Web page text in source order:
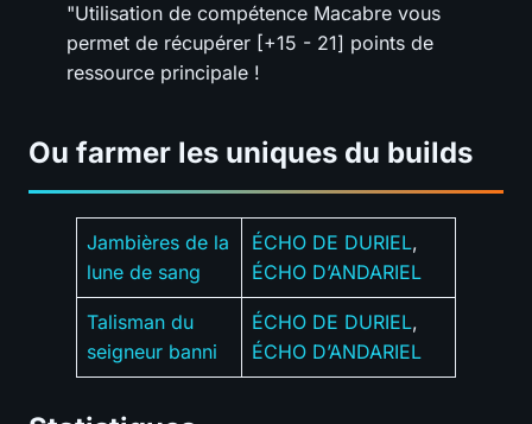
"Utilisation de compétence Macabre vous
permet de récupérer [+15 - 21] points de
ressource principale !
Ou farmer les uniques du builds
Jambières de la
lune de sang
ÉCHO DE DURIEL,
ÉCHO D’ANDARIEL
Talisman du
seigneur banni
ÉCHO DE DURIEL,
ÉCHO D’ANDARIEL